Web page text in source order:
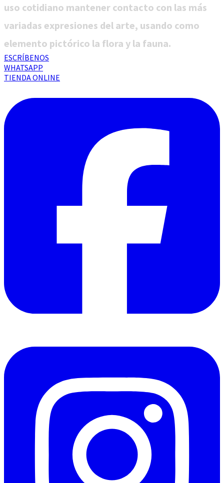
uso cotidiano mantener contacto con las más
variadas expresiones del arte, usando como
elemento pictórico la flora y la fauna.
ESCRÍBENOS
WHATSAPP
TIENDA ONLINE